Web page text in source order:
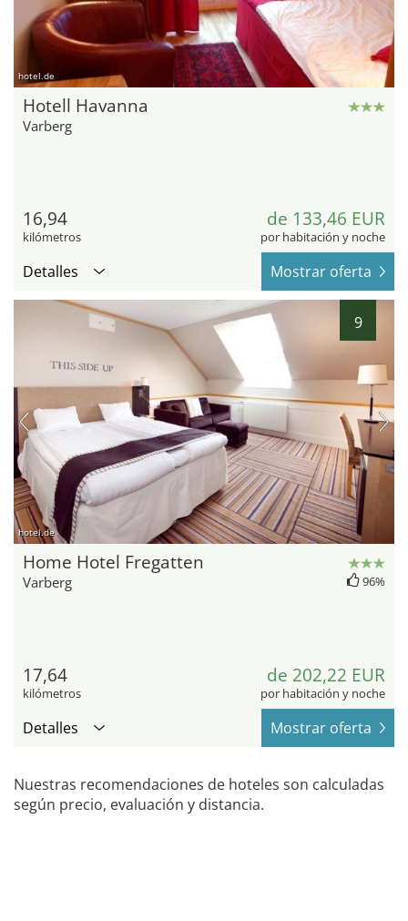
hotel.de
Hotell Havanna
Varberg
16,94
kilómetros
de 133,46 EUR
por habitación y noche
Detalles Mostrar oferta
9
hotel.de
Home Hotel Fregatten
Varberg 96%
17,64
kilómetros
de 202,22 EUR
por habitación y noche
Detalles Mostrar oferta
Nuestras recomendaciones de hoteles son calculadas
según precio, evaluación y distancia.